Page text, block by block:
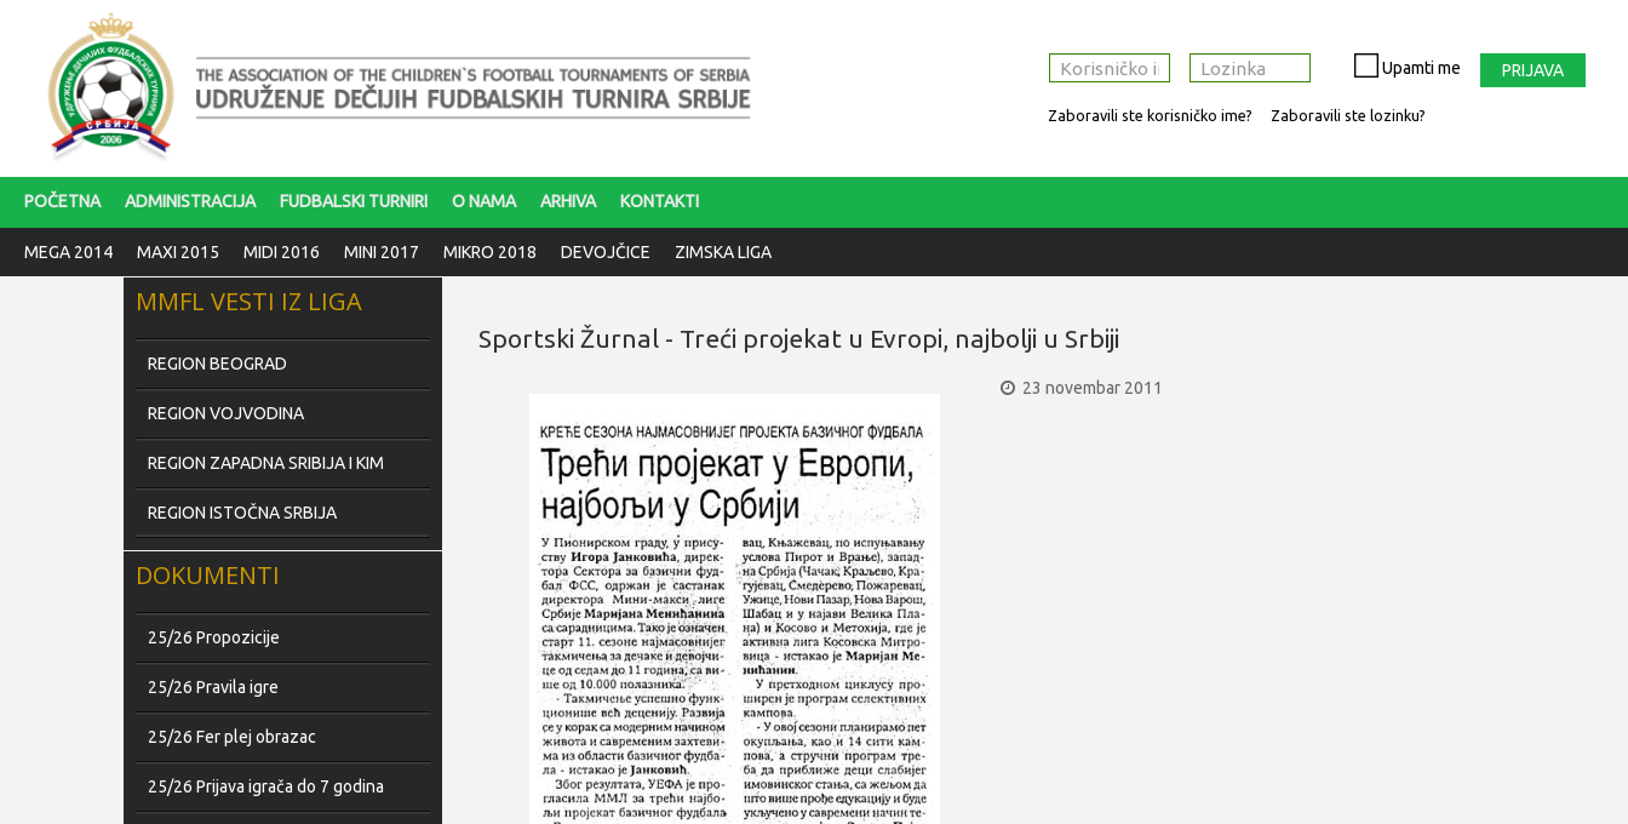
Upamti me PRIJAVA
Zaboravili ste korisničko ime? Zaboravili ste lozinku?
POČETNA ADMINISTRACIJA FUDBALSKI TURNIRI O NAMA ARHIVA KONTAKTI
MEGA 2014 MAXI 2015 MIDI 2016 MINI 2017 MIKRO 2018 DEVOJČICE ZIMSKA LIGA
Sportski Žurnal - Treći projekat u Evropi, najbolji u Srbiji
23 novembar 2011
MMFL VESTI IZ LIGA
REGION BEOGRAD
REGION VOJVODINA
REGION ZAPADNA SRIBIJA I KIM
REGION ISTOČNA SRBIJA
DOKUMENTI
25/26 Propozicije
25/26 Pravila igre
25/26 Fer plej obrazac
25/26 Prijava igrača do 7 godina